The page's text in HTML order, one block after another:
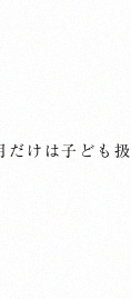
だけは子ども扱